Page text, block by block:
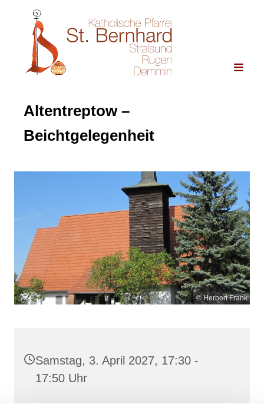
Altentreptow –
Beichtgelegenheit
© Herbert Frank
Samstag, 3. April 2027, 17:30 -
17:50 Uhr